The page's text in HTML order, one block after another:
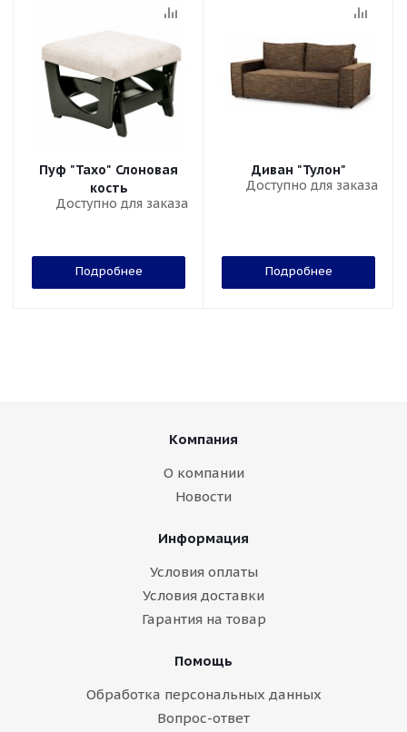
Пуф "Тахо" Слоновая
кость
Доступно для заказа
Подробнее
Диван "Тулон"
Доступно для заказа
Подробнее
Компания
О компании
Новости
Информация
Условия оплаты
Условия доставки
Гарантия на товар
Помощь
Обработка персональных данных
Вопрос-ответ